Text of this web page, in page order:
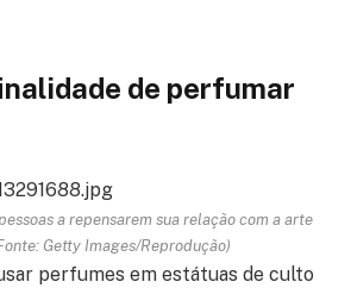
de perfumar
a repensarem sua relação com a arte
Getty Images/Reprodução)
perfumes em estátuas de culto